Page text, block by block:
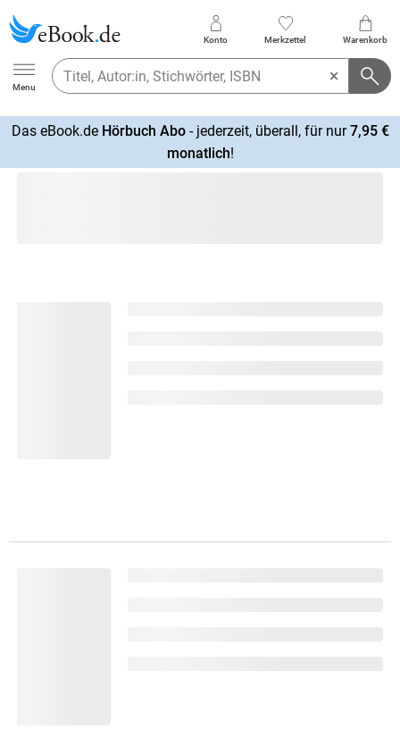
Ebook.de
Menu
Konto Merkzettel Warenkorb
Das eBook.de Hörbuch Abo- jederzeit, überall, für nur7,95 €
monatlich!